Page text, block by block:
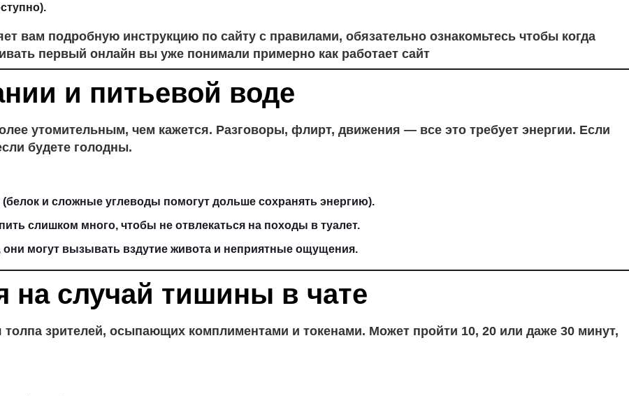
вам подробную инструкцию по сайту с правилами, обязательно ознакомьтесь чтобы когда
первый онлайн вы уже понимали примерно как работает сайт
и питьевой воде
утомительным, чем кажется. Разговоры, флирт, движения — все это требует энергии. Если
будете голодны.
и сложные углеводы помогут дольше сохранять энергию).
слишком много, чтобы не отвлекаться на походы в туалет.
они могут вызывать вздутие живота и неприятные ощущения.
на случай тишины в чате
зрителей, осыпающих комплиментами и токенами. Может пройти 10, 20 или даже 30 минут,